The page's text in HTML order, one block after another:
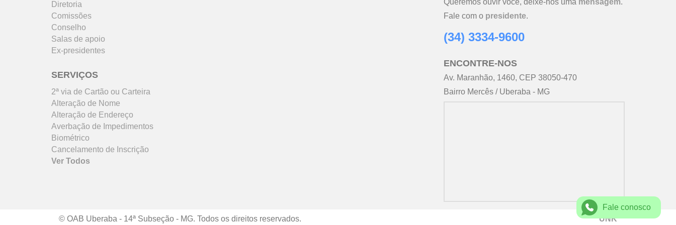
Fale conosco
Diretoria
Comissões
Conselho
Salas de apoio
Ex-presidentes
SERVIÇOS
2ª via de Cartão ou Carteira
Alteração de Nome
Alteração de Endereço
Averbação de Impedimentos
Biométrico
Cancelamento de Inscrição
Ver Todos
Queremos ouvir você, deixe-nos uma mensagem.
Fale com o presidente.
(34) 3334-9600
ENCONTRE-NOS
Av. Maranhão, 1460, CEP 38050-470
Bairro Mercês / Uberaba - MG
© OAB Uberaba - 14ª Subseção - MG. Todos os direitos reservados. UNK